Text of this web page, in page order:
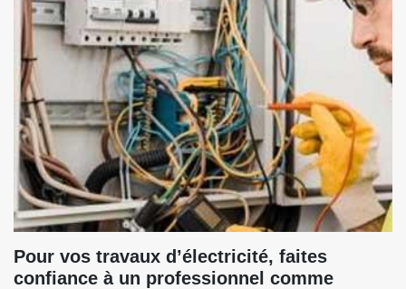
Pour vos travaux d’électricité, faites
confiance à un professionnel comme